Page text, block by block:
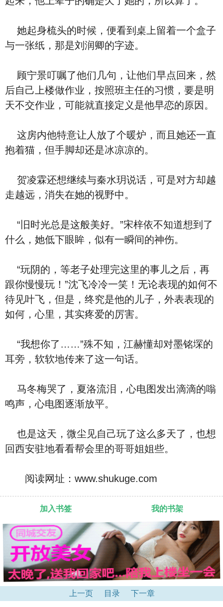
她起身梳头的时候，便看到桌上留着一个盒子
与一张纸，那是刘润卿的字迹。
顾宁景叮嘱了他们几句，让他们早点回来，然
后自己上楼做作业，按照班主任的习惯，要是明
天不交作业，可能就直接定义是他早恋的原因。
这房内他特意让人放了个暖炉，而且她还一直
抱着猫，但手脚却还是冰凉凉的。
贺凌霖还想继续与秦水玥说话，可是对方却越
走越远，消失在她的视野中。
“旧时光总是这般美好。”宋梓依不知道想到了
什么，她低下眼眸，似有一瞬间的神伤。
“玩阴的，等老子处理完这里的事儿之后，再
跟你慢慢玩！”沈飞冷冷一笑！无论表现的如何不
待见叶飞，但是，终究是他的儿子，外表表现的
如何，心里，其实疼爱的厉害。
“我想你了……”殊不知，江赫懂却对墨铭堔的
耳旁，软软地传来了这一句话。
马冬梅哭了，夏洛流泪，心电图发出滴滴的嗡
鸣声，心电图逐渐放平。
也是这天，微尘见自己玩了这么多天了，也想
回西安驻地看看帮会里的哥哥姐姐些。
阅读网址：www.shukuge.com
加入书签 我的书架
上一页 目录 下一章